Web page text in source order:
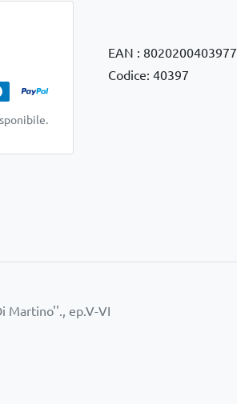
EAN : 8020200403977
Codice: 40397
Martino''., ep.V-VI